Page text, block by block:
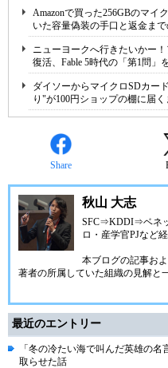
Amazonで買った256GBのマイ
いた容量偽装の手口と返金ま
ニューヨークへ行きたいかー
復活、Fable 5時代の「第1問」
ダイソーからマイクロSDカー
り"が100円ショップの棚に届く
Share
秋山 大志
SFC⇒KDDI⇒ベネ
ロ・産学官PJなど経
本ブログの記事お
著者の所属していた組織の見解と
最近のエントリー
「冬の冷たい海で叫んだ英雄の
取らせた話